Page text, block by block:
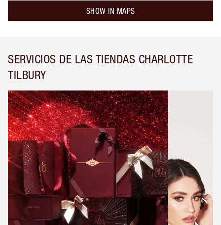
SHOW IN MAPS
SERVICIOS DE LAS TIENDAS CHARLOTTE
TILBURY